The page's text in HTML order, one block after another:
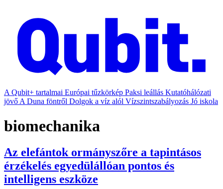
A Qubit+ tartalmai Európai tűzkörkép Paksi leállás Kutatóhálózati
jövő A Duna föntről Dolgok a víz alól Vízszintszabályozás Jó iskola
biomechanika
Az elefántok ormányszőre a tapintásos
érzékelés egyedülállóan pontos és
intelligens eszköze